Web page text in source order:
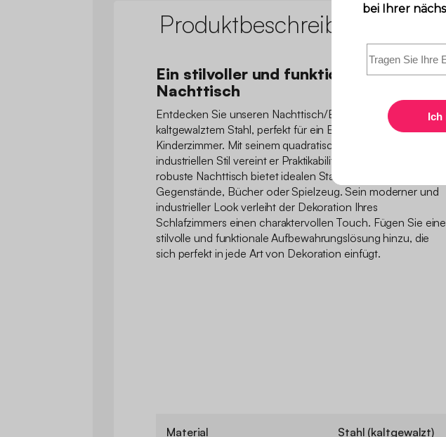
Produktbeschreibung
Ein stilvoller und funktioneller
Nachttisch
Entdecken Sie unseren Nachttisch/Beistelltisch aus
kaltgewalztem Stahl, perfekt für ein Erwachsenen- oder
Kinderzimmer. Mit seinem quadratischen Design und dem
industriellen Stil vereint er Praktikabilität und Ästhetik. Dieser
robuste Nachttisch bietet idealen Stauraum für kleine
Gegenstände, Bücher oder Spielzeug. Sein moderner und
industrieller Look verleiht der Dekoration Ihres
Schlafzimmers einen charaktervollen Touch. Fügen Sie eine
stilvolle und funktionale Aufbewahrungslösung hinzu, die
sich perfekt in jede Art von Dekoration einfügt.
Material Stahl (kaltgewalzt)